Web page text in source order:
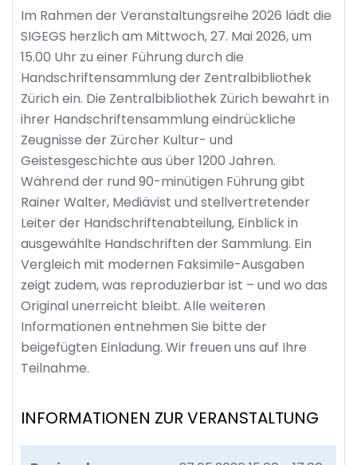
Im Rahmen der Veranstaltungsreihe 2026 lädt die
SIGEGS herzlich am Mittwoch, 27. Mai 2026, um
15.00 Uhr zu einer Führung durch die
Handschriftensammlung der Zentralbibliothek
Zürich ein. Die Zentralbibliothek Zürich bewahrt in
ihrer Handschriftensammlung eindrückliche
Zeugnisse der Zürcher Kultur- und
Geistesgeschichte aus über 1200 Jahren.
Während der rund 90-minütigen Führung gibt
Rainer Walter, Mediävist und stellvertretender
Leiter der Handschriftenabteilung, Einblick in
ausgewählte Handschriften der Sammlung. Ein
Vergleich mit modernen Faksimile-Ausgaben
zeigt zudem, was reproduzierbar ist – und wo das
Original unerreicht bleibt. Alle weiteren
Informationen entnehmen Sie bitte der
beigefügten Einladung. Wir freuen uns auf Ihre
Teilnahme.
INFORMATIONEN ZUR VERANSTALTUNG